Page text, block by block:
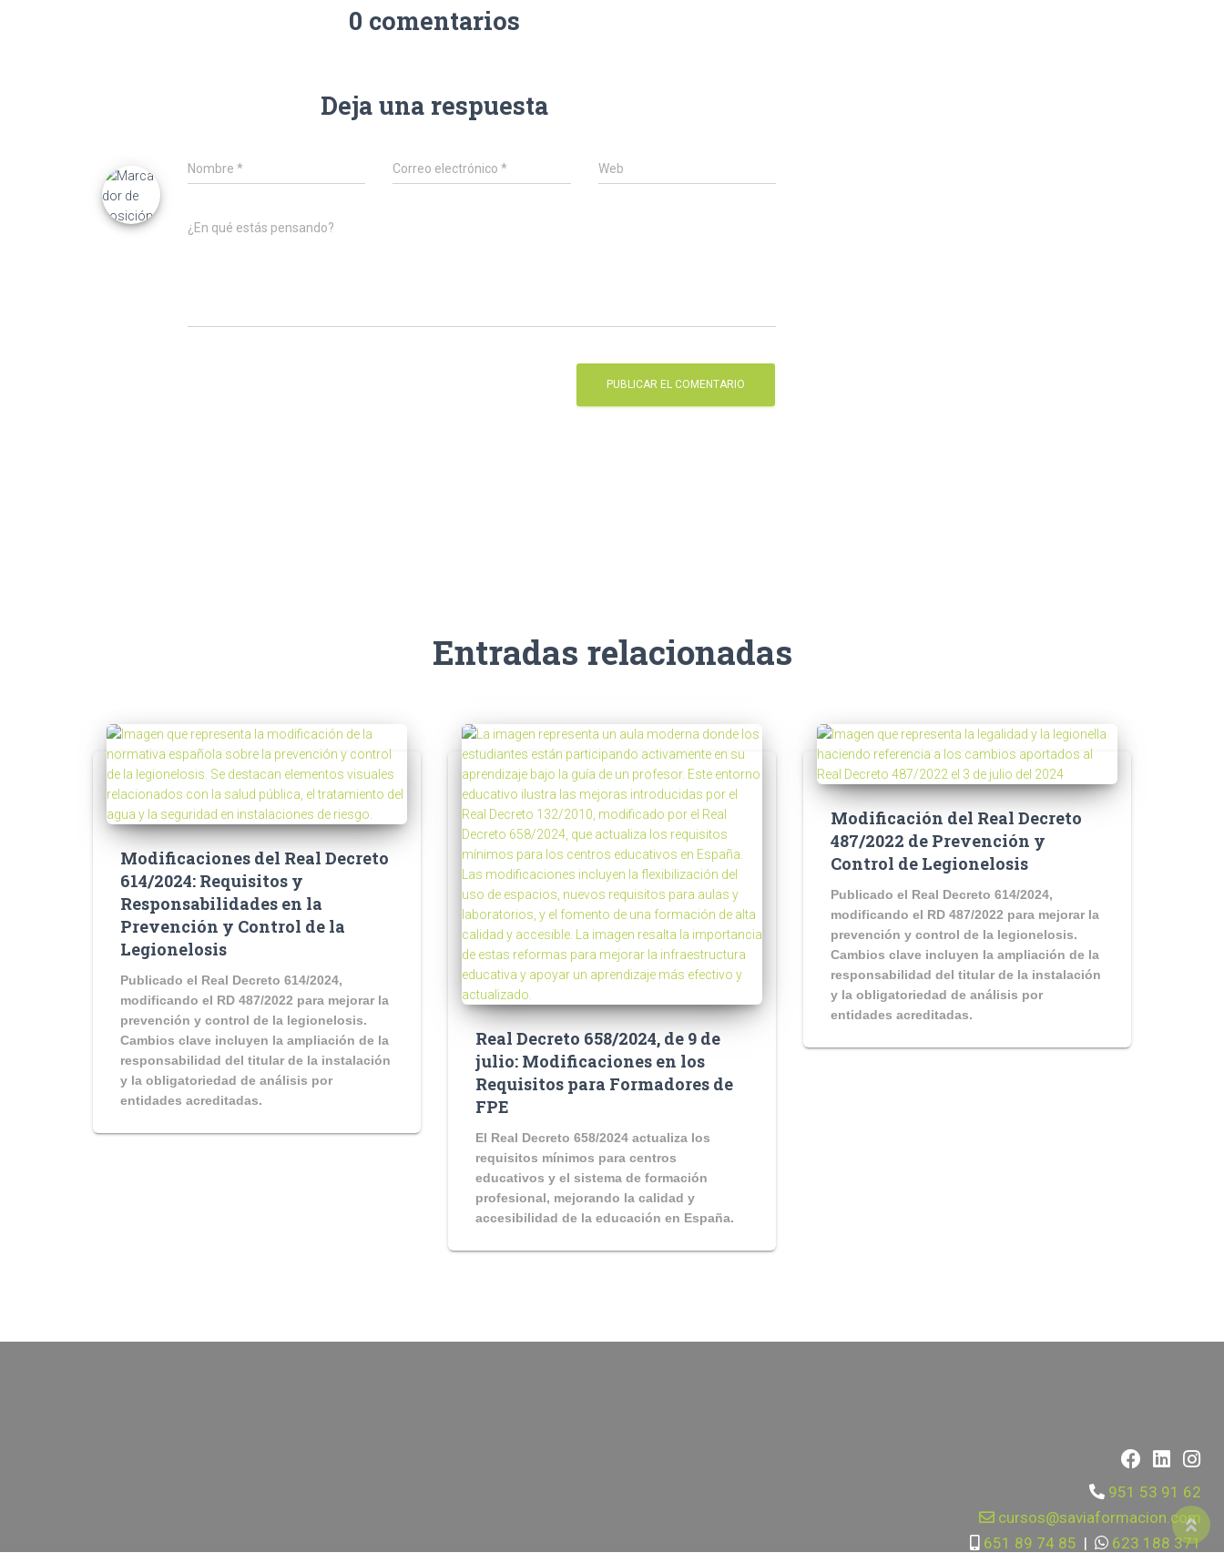
0 comentarios
Deja una respuesta
Nombre * Correo electrónico* Web
¿En qué estás pensando?
Entradas relacionadas
Modificaciones del Real Decreto
614/2024: Requisitos y
Responsabilidades en la
Prevención y Control de la
Legionelosis
Publicado el Real Decreto 614/2024,
modificando el RD 487/2022 para mejorar la
prevención y control de la legionelosis.
Cambios clave incluyen la ampliación de la
responsabilidad del titular de la instalación
y la obligatoriedad de análisis por
entidades acreditadas.
Real Decreto 658/2024, de 9 de
julio: Modificaciones en los
Requisitos para Formadores de
FPE
El Real Decreto 658/2024 actualiza los
requisitos mínimos para centros
educativos y el sistema de formación
profesional, mejorando la calidad y
accesibilidad de la educación en España.
Modificación del Real Decreto
487/2022 de Prevención y
Control de Legionelosis
Publicado el Real Decreto 614/2024,
modificando el RD 487/2022 para mejorar la
prevención y control de la legionelosis.
Cambios clave incluyen la ampliación de la
responsabilidad del titular de la instalación
y la obligatoriedad de análisis por
entidades acreditadas.
951 53 91 62
cursos@saviaformacion.com
651 89 74 85 |
623 188 371